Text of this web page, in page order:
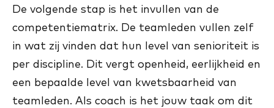
De volgende stap is het invullen van de
competentiematrix. De teamleden vullen zelf
in wat zij vinden dat hun level van senioriteit is
per discipline. Dit vergt openheid, eerlijkheid en
een bepaalde level van kwetsbaarheid van
teamleden. Als coach is het jouw taak om dit